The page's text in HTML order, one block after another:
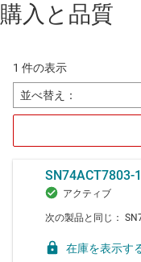
購入と品質